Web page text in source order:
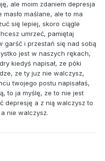
ale moim zdaniem depresja
maślane, ale to ma
się lepiej, skoro ciągle
umrzeć, pamiętaj
garść i przestań się nad sobą
jest w naszych rękach,
kiedyś napisał, ze póki
ze ty juz nie walczysz,
twojego postu napisałaś,
to ja myślę, ze to nie jest
depresję a z nią walczysz to
nie walczysz.